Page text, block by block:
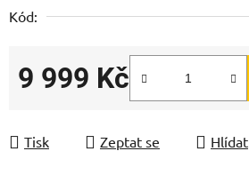
Kód:
9 999 Kč
Tisk Zeptat se Hlídat